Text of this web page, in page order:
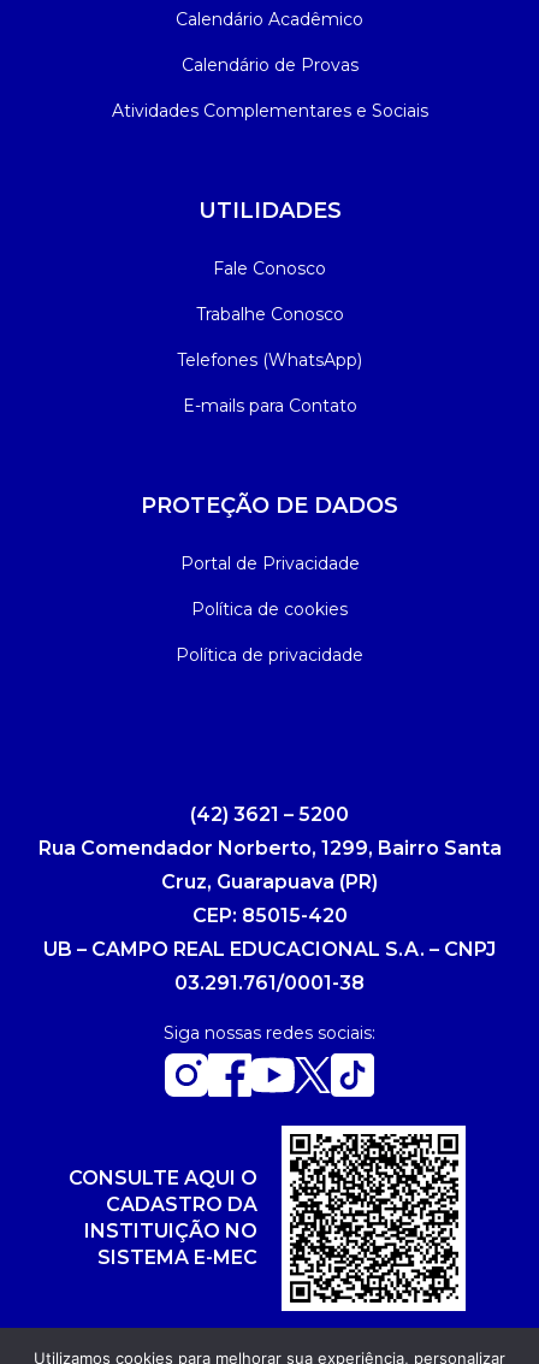
Calendário Acadêmico
Calendário de Provas
Atividades Complementares e Sociais
UTILIDADES
Fale Conosco
Trabalhe Conosco
Telefones (WhatsApp)
E-mails para Contato
PROTEÇÃO DE DADOS
Portal de Privacidade
Política de cookies
Política de privacidade
(42) 3621 – 5200
Rua Comendador Norberto, 1299, Bairro Santa
Cruz, Guarapuava (PR)
CEP: 85015-420
UB – CAMPO REAL EDUCACIONAL S.A. – CNPJ
03.291.761/0001-38
Siga nossas redes sociais:
CONSULTE AQUI O
CADASTRO DA
INSTITUIÇÃO NO
SISTEMA E-MEC
Utilizamos cookies para melhorar sua experiência, personalizar